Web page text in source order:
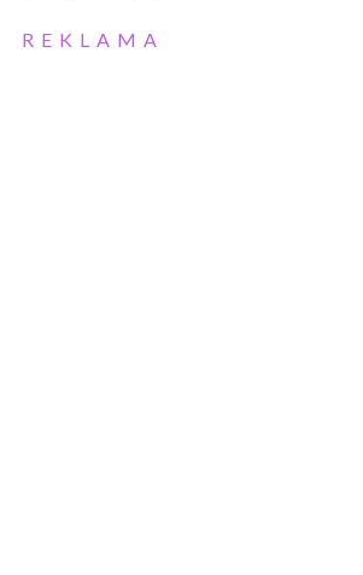
REKLAMA